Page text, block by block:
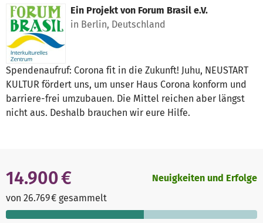
Ein Projekt von Forum Brasil e.V.
in Berlin, Deutschland
Spendenaufruf: Corona fit in die Zukunft! Juhu, NEUSTART
KULTUR fördert uns, um unser Haus Corona konform und
barriere-frei umzubauen. Die Mittel reichen aber längst
nicht aus. Deshalb brauchen wir eure Hilfe.
14.900 €
von 26.769 € gesammelt
Neuigkeiten und Erfolge